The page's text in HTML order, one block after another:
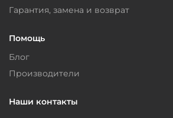
Гарантия, замена и возврат
Помощь
Блог
Производители
Наши контакты